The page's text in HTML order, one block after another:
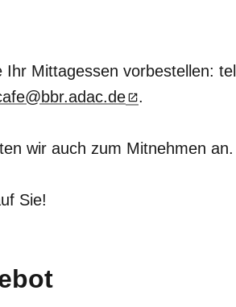
Ihr Mittagessen vorbestellen:
.
wir auch zum Mitnehmen an.
Sie!